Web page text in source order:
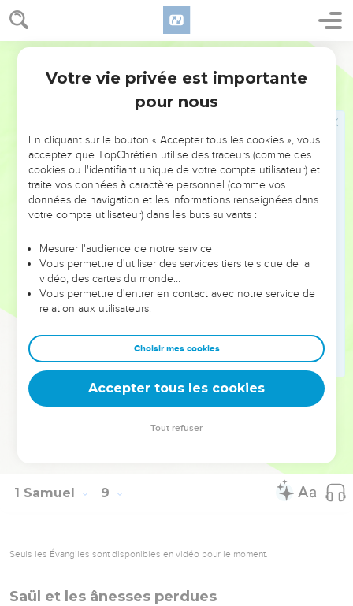
1 Samuel 8
13 Il prendra aussi vos filles pour en faire des parfumeuses,
des cuisinières, et des boulangères.
sont vos bons oliviers, et il [les] donnera à ses serviteurs.
Il dîmera ce que vous aurez semé et ce que vous aurez
serviteurs.
Il prendra vos serviteurs, et vos servantes, et l'élite de vos
jeunes gens, et vos ânes, et les emploiera à ses ouvrages.
Il dîmera vos troupeaux, et vous serez ses esclaves.
vous serez choisi, mais l'Eternel ne vous exaucera point en
ce jour-là.
Mais le peuple ne voulut point acquiescer au discours de
Samuel, et ils dirent : Non ; mais il y aura un Roi sur nous.
Nous serons aussi comme toutes les nations ; et notre Roi
nous jugera, il sortira devant nous, et il conduira nos guerres.
Samuel donc entendit toutes les paroles du peuple, et les
rapporta à l'Eternel.
Et l'Eternel dit à Samuel : Obéis à leur voix, et établis leur
1 Samuel 9
Seuls les Évangiles sont disponibles en vidéo pour le moment.
Saül et les ânesses perdues
Votre vie privée est importante
pour nous
En cliquant sur le bouton « Accepter tous les cookies », vous
acceptez que TopChrétien utilise des traceurs (comme des
cookies ou l'identifiant unique de votre compte utilisateur) et
traite vos données à caractère personnel (comme vos
données de navigation et les informations renseignées dans
votre compte utilisateur) dans les buts suivants :
Mesurer l'audience de notre service
Vous permettre d'utiliser des services tiers tels que de la
vidéo, des cartes du monde…
Vous permettre d'entrer en contact avec notre service de
relation aux utilisateurs.
Choisir mes cookies
Accepter tous les cookies
Tout refuser